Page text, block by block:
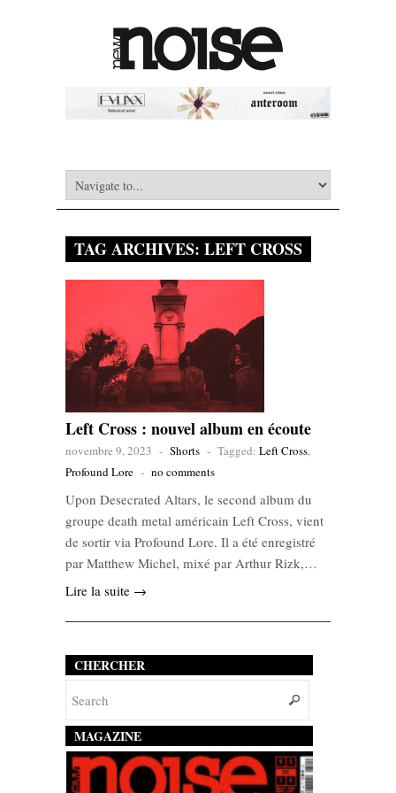
TAG ARCHIVES: LEFT CROSS
Left Cross : nouvel album en écoute
novembre 9, 2023 - Shorts - Tagged: Left Cross,
Profound Lore - no comments
Upon Desecrated Altars, le second album du
groupe death metal américain Left Cross, vient
de sortir via Profound Lore. Il a été enregistré
par Matthew Michel, mixé par Arthur Rizk,…
Lire la suite →
CHERCHER
MAGAZINE